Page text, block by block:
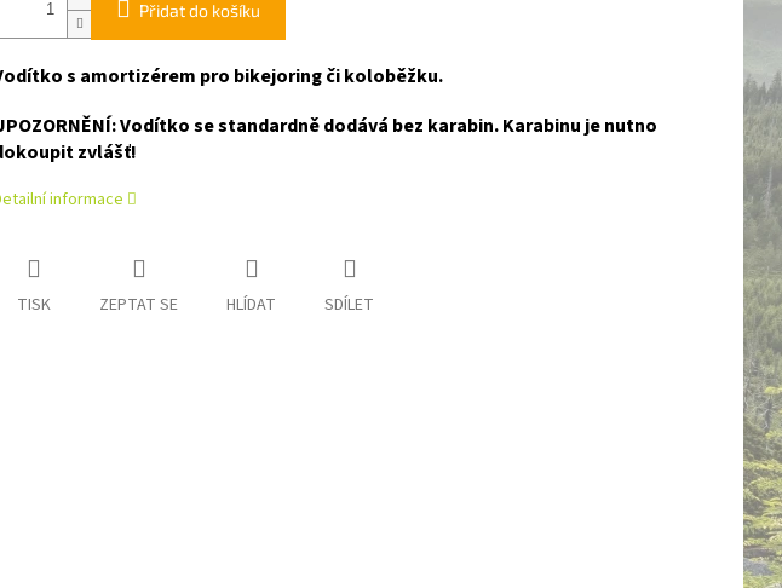
Přidat do košíku
s amortizérem pro bikejoring či koloběžku.
Vodítko se standardně dodává bez karabin. Karabinu je nutno
zvlášť!
informace
TISK ZEPTAT SE HLÍDAT SDÍLET